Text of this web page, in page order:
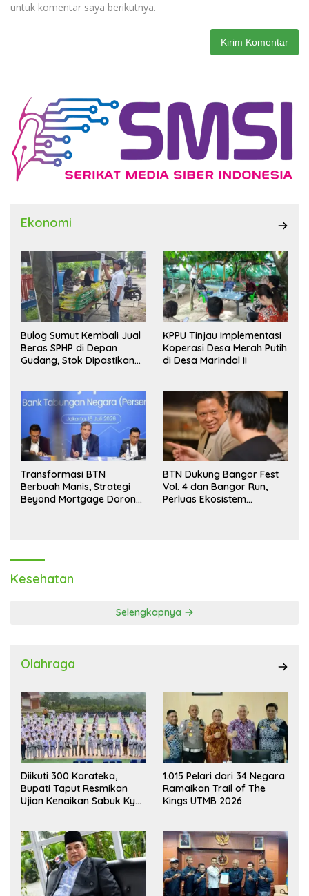
untuk komentar saya berikutnya.
Ekonomi
Bulog Sumut Kembali Jual
Beras SPHP di Depan
Gudang, Stok Dipastikan
KPPU Tinjau Implementasi
Koperasi Desa Merah Putih
di Desa Marindal II
Transformasi BTN
Berbuah Manis, Strategi
Beyond Mortgage Dorong
BTN Dukung Bangor Fest
Vol. 4 dan Bangor Run,
Perluas Ekosistem
Kesehatan
Selengkapnya
Olahraga
Diikuti 300 Karateka,
Bupati Taput Resmikan
Ujian Kenaikan Sabuk Kyu
1.015 Pelari dari 34 Negara
Ramaikan Trail of The
Kings UTMB 2026